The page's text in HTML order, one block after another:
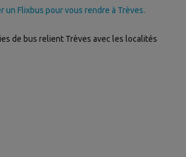
un Flixbus pour vous rendre à Trèves.
de bus relient Trèves avec les localités